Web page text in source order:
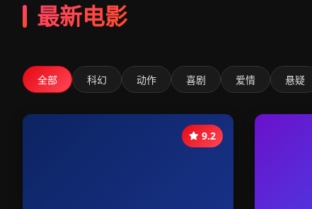
最新电影
全部 科幻 动作 喜剧 爱情 悬疑
9.2